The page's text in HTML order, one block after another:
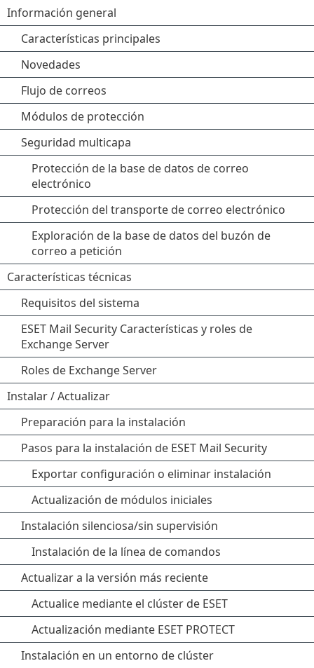
Información general
Características principales
Novedades
Flujo de correos
Módulos de protección
Seguridad multicapa
Protección de la base de datos de correo
electrónico
Protección del transporte de correo electrónico
Exploración de la base de datos del buzón de
correo a petición
Características técnicas
Requisitos del sistema
ESET Mail Security Características y roles de
Exchange Server
Roles de Exchange Server
Instalar / Actualizar
Preparación para la instalación
Pasos para la instalación de ESET Mail Security
Exportar configuración o eliminar instalación
Actualización de módulos iniciales
Instalación silenciosa/sin supervisión
Instalación de la línea de comandos
Actualizar a la versión más reciente
Actualice mediante el clúster de ESET
Actualización mediante ESET PROTECT
Instalación en un entorno de clúster